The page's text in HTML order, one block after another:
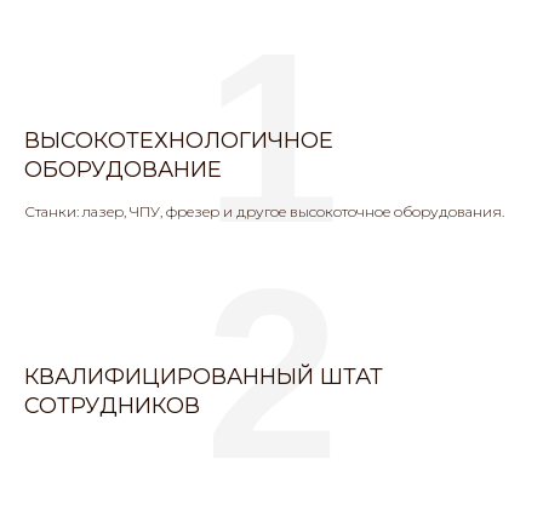
ВЫСОКОТЕХНОЛОГИЧНОЕ
ОБОРУДОВАНИЕ
Станки: лазер, ЧПУ, фрезер и другое высокоточное оборудования.
1
КВАЛИФИЦИРОВАННЫЙ ШТАТ
СОТРУДНИКОВ 2